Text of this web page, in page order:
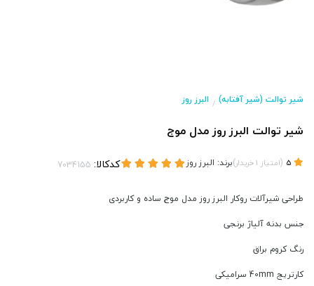
شیر توالت (شیر آفتابه) / البرز روز
شیر توالت البرز روز مدل موج
(امتیاز 1خریدار)برند: البرز روز کدکالا:
طراحی شیرآلات روکار البرز روز مدل موج ساده و کاربردی
جنس بدنه آلیاژ برنجی
رنگ کروم براق
کارتریج 40mm سرامیکی